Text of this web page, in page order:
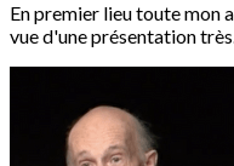
En premier lieu toute mon
vue d'une présentation